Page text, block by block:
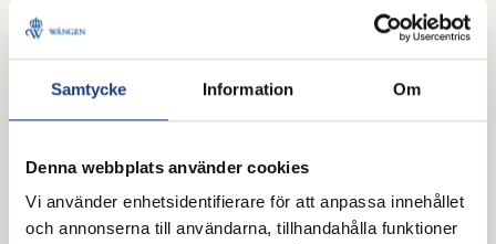
Samtycke Information Om
Denna webbplats använder cookies
Vi använder enhetsidentifierare för att anpassa innehållet
och annonserna till användarna, tillhandahålla funktioner
Brukshäst